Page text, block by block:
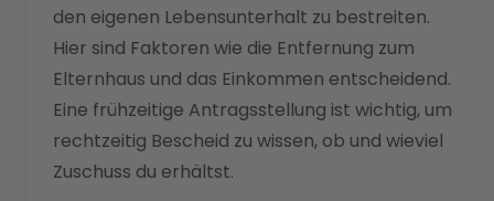
den eigenen Lebensunterhalt zu bestreiten.
Hier sind Faktoren wie die Entfernung zum
Elternhaus und das Einkommen entscheidend.
Eine frühzeitige Antragsstellung ist wichtig, um
rechtzeitig Bescheid zu wissen, ob und wieviel
Zuschuss du erhältst.